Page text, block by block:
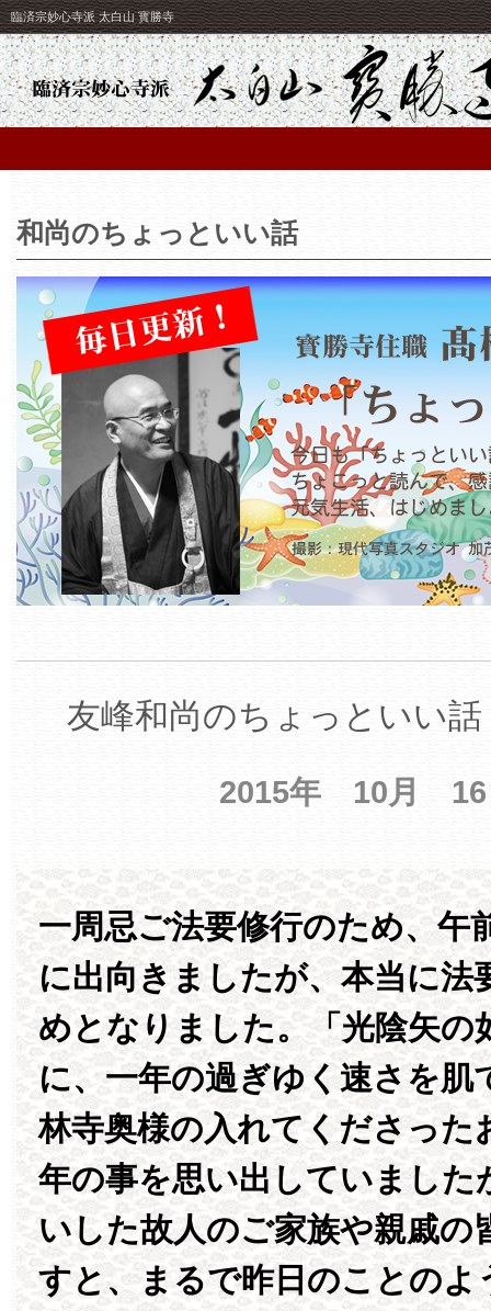
臨済宗妙心寺派 太白山 寳勝寺
和尚のちょっといい話
友峰和尚のちょっといい
2015年 10月
一周忌ご法要修行のため、午
に出向きましたが、本当に法
めとなりました。「光陰矢の
に、一年の過ぎゆく速さを肌
林寺奥様の入れてくださった
年の事を思い出していました
いした故人のご家族や親戚の
すと、まるで昨日のことのよ